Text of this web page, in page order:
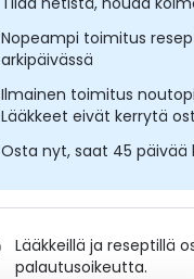
Nopeampi toimitus
arkipäivässä
Ilmainen toimitus
Lääkkeet eivät kerrytä
Osta nyt, saat 45
Lääkkeillä ja reseptillä
palautusoikeutta.